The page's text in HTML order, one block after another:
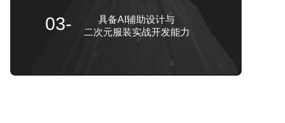
03-
具备AI辅助设计与
二次元服装实战开发能力